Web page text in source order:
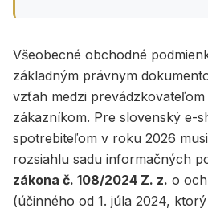
Všeobecné obchodné
základným právnym
vzťah medzi
zákazníkom. Pre slovenský e-
spotrebiteľom v roku 2026
rozsiahlu sadu informačných
zákona č. 108/2024 Z. z. o
(účinného od 1. júla 2024,